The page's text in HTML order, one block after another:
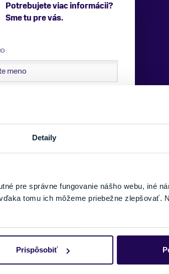
Detaily
pre správne fungovanie nášho webu, iné
tomu ich môžeme priebežne zlepšovať.
Prispôsobiť
Potrebujete viac informácii?
Sme tu pre vás.